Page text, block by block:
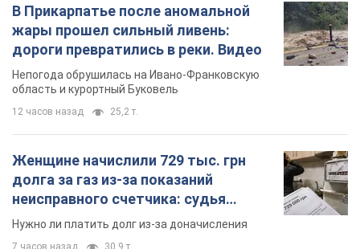
В Прикарпатье после аномальной
жары прошел сильный ливень:
дороги превратились в реки. Видео
Непогода обрушилась на Ивано-Франковскую
область и курортный Буковель
12 часов назад 25,2 т.
Женщине начислили 729 тыс. грн
долга за газ из-за показаний
неисправного счетчика: судья
вынес неожиданное решение
Нужно ли платить долг из-за доначисления